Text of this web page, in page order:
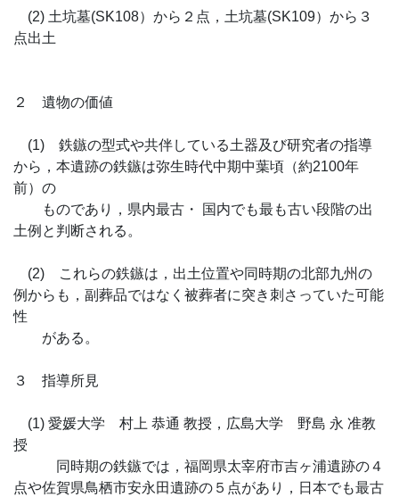
(2) 土坑墓(SK108）から２点，土坑墓(SK109）から３
点出土
２ 遺物の価値
(1) 鉄鏃の型式や共伴している土器及び研究者の指導
から，本遺跡の鉄鏃は弥生時代中期中葉頃（約2100年
前）の
ものであり，県内最古・ 国内でも最も古い段階の出
土例と判断される。
(2) これらの鉄鏃は，出土位置や同時期の北部九州の
例からも，副葬品ではなく被葬者に突き刺さっていた可能
性
がある。
３ 指導所見
(1) 愛媛大学 村上 恭通 教授，広島大学 野島 永 准教
授
同時期の鉄鏃では，福岡県太宰府市吉ヶ浦遺跡の４
点や佐賀県鳥栖市安永田遺跡の５点があり，日本でも最古